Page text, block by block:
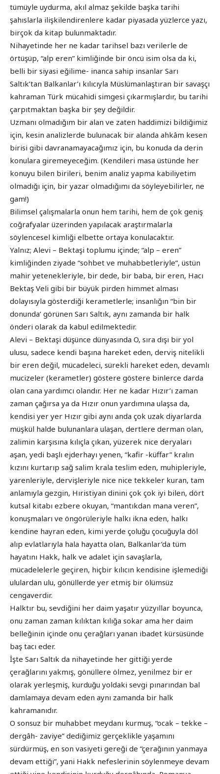
tümüyle uydurma, akıl almaz şekilde başka tarihi
şahıslarla ilişkilendirenlere kadar piyasada yüzlerce yazı,
birçok da kitap bulunmaktadır.
Nihayetinde her ne kadar tarihsel bazı verilerle de
örtüşüp, “alp eren” kimliğinde bir öncü isim olsa da ki,
belli bir siyasi eğilime- inanca sahip insanlar Sarı
Saltık’tan Balkanlar’ı kılıcıyla Müslümanlaştıran bir savaşçı
kahraman Türk mücahidi simgesi çıkarmışlardır, bu tarihi
çarpıtmaktan başka bir şey değildir.
Uzmanı olmadığım bir alan ve zaten haddimizi bildiğimiz
için, kesin analizlerde bulunacak bir alanda ahkâm kesen
birisi gibi davranamayacağımız için, bu konuda da derin
konulara giremeyeceğim. (Kendileri masa üstünde her
konuyu bilen birileri, benim analiz yapma kabiliyetim
olmadığı için, bir yazar olmadığımı da söyleyebilirler, ne
gam!)
Bilimsel çalışmalarla onun hem tarihi, hem de çok geniş
coğrafyalar üzerinden yapılacak araştırmalarla
söylencesel kimliği elbette ortaya konulacaktır.
Yalnız; Alevi – Bektaşi toplumu içinde; “alp – eren”
kimliğinden ziyade “sohbet ve muhabbetleriyle”, üstün
mahir yetenekleriyle, bir dede, bir baba, bir eren, Hacı
Bektaş Veli gibi bir büyük pirden himmet alması
dolayısıyla gösterdiği kerametlerle; insanlığın “bin bir
donunda’ görünen Sarı Saltık, aynı zamanda bir halk
önderi olarak da kabul edilmektedir.
Alevi – Bektaşi düşünce dünyasında O, sıra dışı bir yol
ulusu, sadece kendi başına hareket eden, derviş nitelikli
bir eren değil, mücadeleci, sürekli hareket eden, devamlı
mucizeler (kerametler) göstere göstere binlerce darda
olan cana yardımcı olandır. Her ne kadar Hızır’ı zaman
zaman çağırsa ya da Hızır onun yardımına ulaşsa da,
kendisi yer yer Hızır gibi aynı anda çok uzak diyarlarda
müşkül halde bulunanlara ulaşan, dertlere derman olan,
zalimin karşısına kılıçla çıkan, yüzerek nice deryaları
aşan, yedi başlı ejderhayı yenen, “kafir -küffar” kralın
kızını kurtarıp sağ salim krala teslim eden, muhipleriyle,
yarenleriyle, dervişleriyle nice nice tekkeler kuran, tam
anlamıyla gezgin, Hıristiyan dinini çok çok iyi bilen, dört
kutsal kitabı ezbere okuyan, “mantıkdan mana veren”,
konuşmaları ve öngörüleriyle halkı ikna eden, halkı
kendine hayran eden, kimi yerde çoluğu çocuğuyla döl
alıp evlatlarıyla hala hayatta olan, Balkanlar’da tüm
hayatını Hakk, halk ve adalet için savaşlarla,
mücadelelerle geçiren, hiçbir kılıcın kendisine işlemediği
ululardan ulu, gönüllerde yer etmiş bir ölümsüz
cengaverdir.
Halktır bu, sevdiğini her daim yaşatır yüzyıllar boyunca,
onu zaman zaman kılıktan kılığa sokar ama her daim
belleğinin içinde onu çerağları yanan ibadet kürsüsünde
baş tacı eder.
İşte Sarı Saltık da nihayetinde her gittiği yerde
çerağlarını yakmış, gönüllere ölmez, yenilmez bir er
olarak yerleşmiş, kurduğu yoldaki sevgi pınarından bal
damlamaya devam eden aynı zamanda bir halk
kahramanıdır.
O sonsuz bir muhabbet meydanı kurmuş, “ocak – tekke –
dergâh- zaviye” dediğimiz gerçeklikle yaşamını
sürdürmüş, en son vasiyeti gereği de “çerağının yanmaya
devam ettiği”, yani Hakk nefeslerinin söylenmeye devam